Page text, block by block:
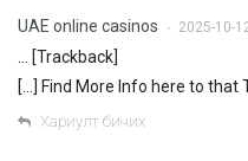
UAE online casinos • 2025-10-
… [Trackback]
[…] Find More Info here to that
Хариулт бичих